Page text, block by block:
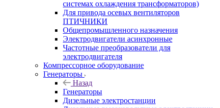
системах охлаждения трансформаторов)
Для привода осевых вентиляторов
ПТИЧНИКИ
Общепромышленного назначения
Электродвигатели асинхронные
Частотные преобразователи для
электродвигателя
Компрессорное оборудование
Генераторы
Назад
Генераторы
Дизельные электростанции